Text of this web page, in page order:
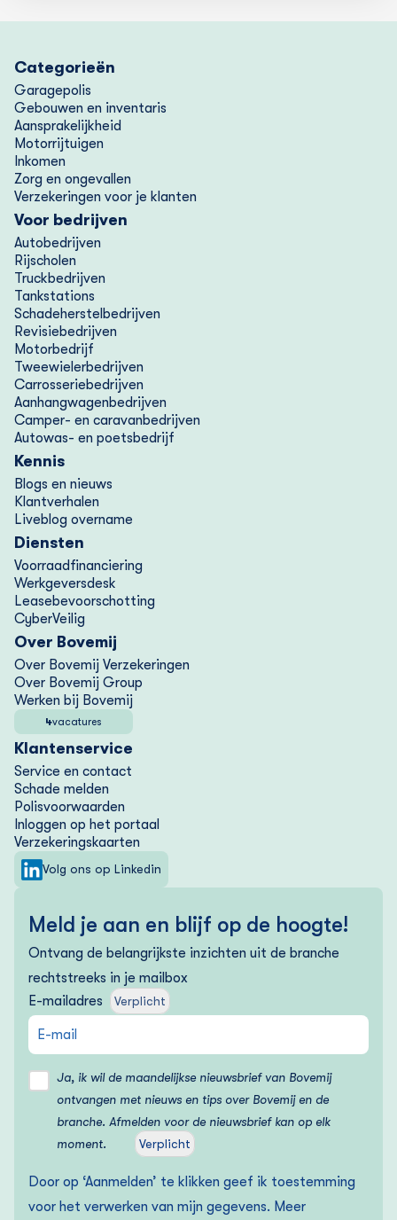
Categorieën
Garagepolis
Gebouwen en inventaris
Aansprakelijkheid
Motorrijtuigen
Inkomen
Zorg en ongevallen
Verzekeringen voor je klanten
Voor bedrijven
Autobedrijven
Rijscholen
Truckbedrijven
Tankstations
Schadeherstelbedrijven
Revisiebedrijven
Motorbedrijf
Tweewielerbedrijven
Carrosseriebedrijven
Aanhangwagenbedrijven
Camper- en caravanbedrijven
Autowas- en poetsbedrijf
Kennis
Blogs en nieuws
Klantverhalen
Liveblog overname
Diensten
Voorraad­financiering
Werkgeversdesk
Lease­bevoorschotting
CyberVeilig
Over Bovemij
Over Bovemij Verzekeringen
Over Bovemij Group
Werken bij Bovemij
4vacatures
Klantenservice
Service en contact
Schade melden
Polisvoorwaarden
Inloggen op het portaal
Verzekering­skaarten
Volg ons op Linkedin
Meld je aan en blijf op de hoogte!
Ontvang de belangrijkste inzichten uit de branche
rechtstreeks in je mailbox
E-mailadres
Verplicht
Ja, ik wil de maandelijkse nieuwsbrief van Bovemij
ontvangen met nieuws en tips over Bovemij en de
branche. Afmelden voor de nieuwsbrief kan op elk
moment.
Verplicht
Door op ‘Aanmelden’ te klikken geef ik toestemming
voor het verwerken van mijn gegevens. Meer